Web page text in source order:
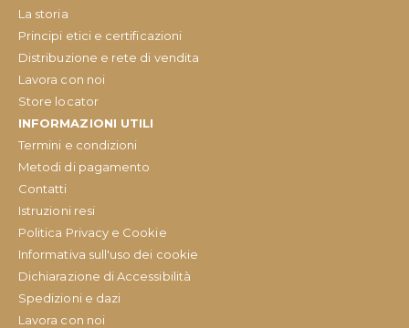
La storia
Principi etici e certificazioni
Distribuzione e rete di vendita
Lavora con noi
Store locator
INFORMAZIONI UTILI
Termini e condizioni
Metodi di pagamento
Contatti
Istruzioni resi
Politica Privacy e Cookie
Informativa sull'uso dei cookie
Dichiarazione di Accessibilità
Spedizioni e dazi
Lavora con noi